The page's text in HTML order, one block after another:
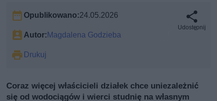
Opublikowano:24.05.2026
Autor:Magdalena Godzieba
Drukuj
Udostępnij
Coraz więcej właścicieli działek chce uniezależnić
się od wodociągów i wierci studnię na własnym